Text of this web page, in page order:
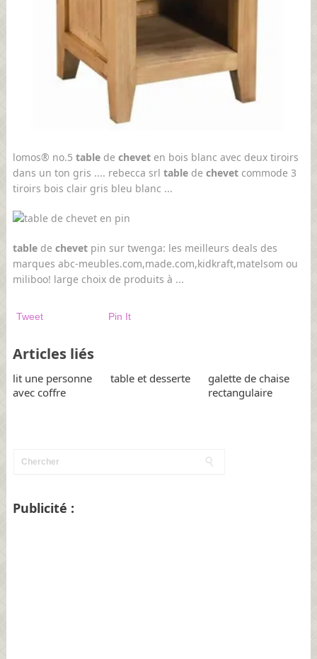
lomos® no.5 tablede cheveten bois blanc avec deux tiroirs
dans un ton gris .... rebecca srl tablede chevetcommode 3
tiroirs bois clair gris bleu blanc ...
tablede chevetpin sur twenga: les meilleurs deals des
marques abc-meubles.com,made.com,kidkraft,matelsom ou
miliboo! large choix de produits à ...
Tweet Pin It
Articles liés
lit une personne
avec coffre
table et desserte
galette de chaise
rectangulaire
Publicité :